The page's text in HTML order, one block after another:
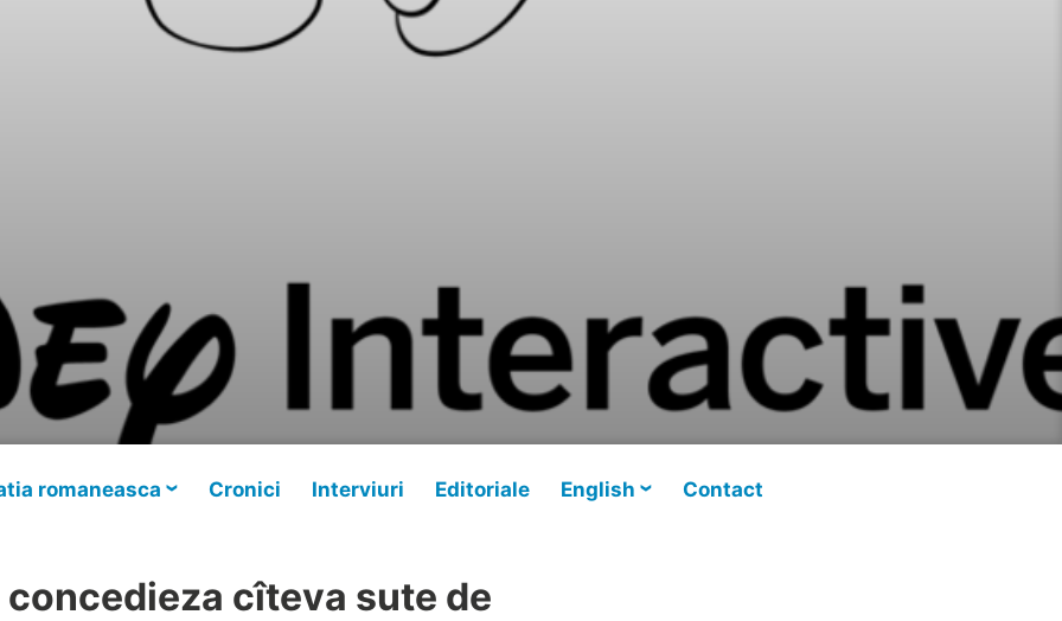
romaneasca Cronici Interviuri Editoriale English Contact
cîteva sute de